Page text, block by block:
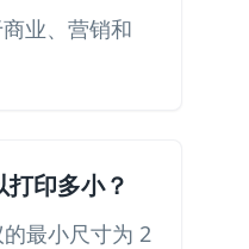
业、营销和
印多小？
最小尺寸为 2